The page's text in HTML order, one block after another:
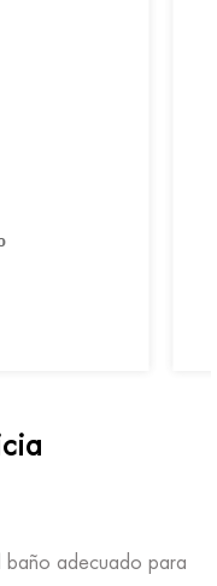
de PVC, con anti-olor
adecuado para